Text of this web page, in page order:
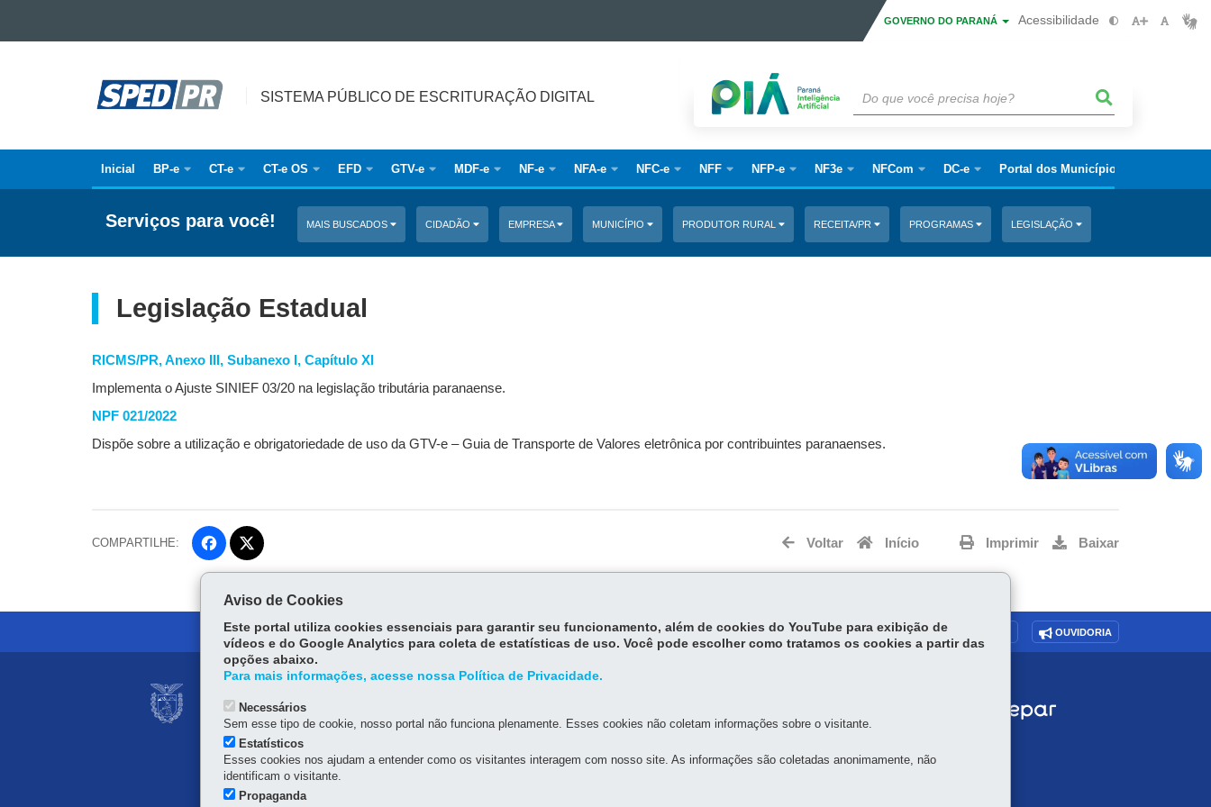
Ir para a busca
GOVERNO DO PARANÁ Acessibilidade
PÚBLICO
DE
DIGITAL
SISTEMA PÚBLICO DE ESCRITURAÇÃO DIGITAL
Navegação
principal
Inicial BP-e CT-e CT-e OS EFD GTV-e MDF-e NF-e NFA-e NFC-e NFF NFP-e NF3e NFCom DC-e Portal dos Municípios
Serviços para você! MAIS BUSCADOS CIDADÃO EMPRESA MUNICÍPIO PRODUTOR RURAL RECEITA/PR PROGRAMAS LEGISLAÇÃO
Legislação Estadual
RICMS/PR, Anexo III, Subanexo I, Capítulo XI
Implementa o Ajuste SINIEF 03/20 na legislação tributária paranaense.
NPF 021/2022
Dispõe sobre a utilização e obrigatoriedade de uso da GTV-e – Guia de Transporte de Valores eletrônica por contribuintes paranaenses.
COMPARTILHE:
Fa
ce
ok
Tw
itt
er
Voltar Início Imprimir Baixar
MAPA DO SITE DENUNCIE CORRUPÇÃO OUVIDORIA
Navegação
principal
Av. Vicente Machado, 445 - Centro-80420-902-Curitiba -PR MAPA
Aviso de Cookies
Este portal utiliza cookies essenciais para garantir seu funcionamento, além de cookies do YouTube para exibição de
vídeos e do Google Analytics para coleta de estatísticas de uso. Você pode escolher como tratamos os cookies a partir das
opções abaixo.
Para mais informações, acesse nossa Política de Privacidade.
Necessários
Sem esse tipo de cookie, nosso portal não funciona plenamente. Esses cookies não coletam informações sobre o visitante.
Estatísticos
Esses cookies nos ajudam a entender como os visitantes interagem com nosso site. As informações são coletadas anonimamente, não
identificam o visitante.
Propaganda